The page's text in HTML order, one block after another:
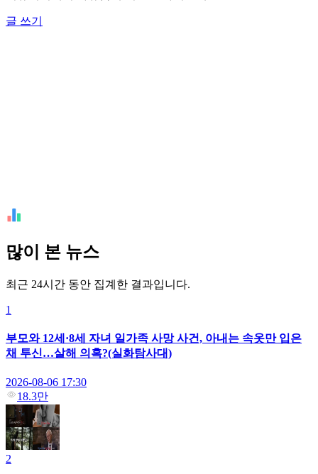
글 쓰기
많이 본 뉴스
최근 24시간 동안 집계한 결과입니다.
1
부모와 12세·8세 자녀 일가족 사망 사건, 아내는 속옷만 입은
채 투신…살해 의혹?(실화탐사대)
2026-08-06 17:30
18.3만
2